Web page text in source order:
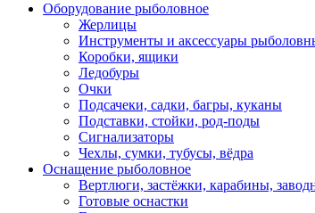
Оборудование рыболовное
Жерлицы
Инструменты и аксессуары
Коробки, ящики
Ледобуры
Очки
Подсачеки, садки, багры, куканы
Подставки, стойки, род-поды
Сигнализаторы
Чехлы, сумки, тубусы, вёдра
Оснащение рыболовное
Вертлюги, застёжки, карабины,
Готовые оснастки